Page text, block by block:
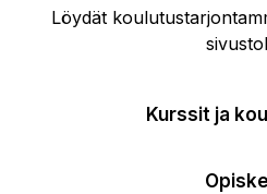
Löydät
Kurssit ja